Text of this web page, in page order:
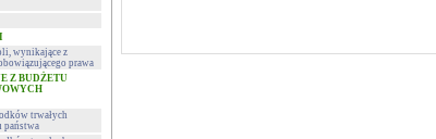
wynikające z
prawa
Z BUDŻETU
trwałych
państwa